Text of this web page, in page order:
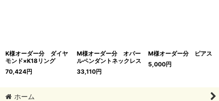
K様オーダー分 ダイヤ
モンド×K18リング
70,424円
M様オーダー分 オパー
ルペンダントネックレス
33,110円
M様オーダー分 ピアス
5,000円
ホーム